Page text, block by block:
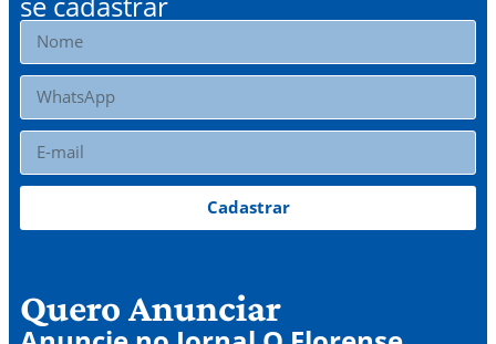
Cadastrar
Quero Anunciar